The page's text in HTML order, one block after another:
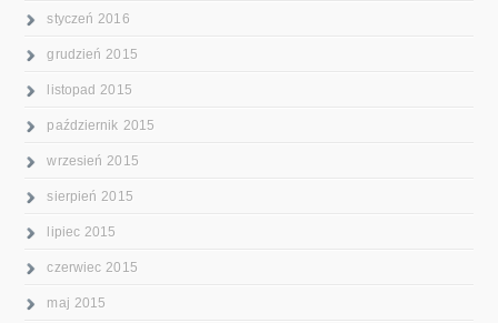
styczeń 2016
grudzień 2015
listopad 2015
październik 2015
wrzesień 2015
sierpień 2015
lipiec 2015
czerwiec 2015
maj 2015